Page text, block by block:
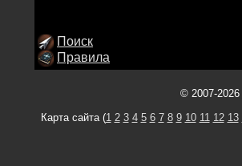
Поиск
Правила
© 2007-2026
Карта сайта (1 2 3 4 5 6 7 8 9 10 11 12 13